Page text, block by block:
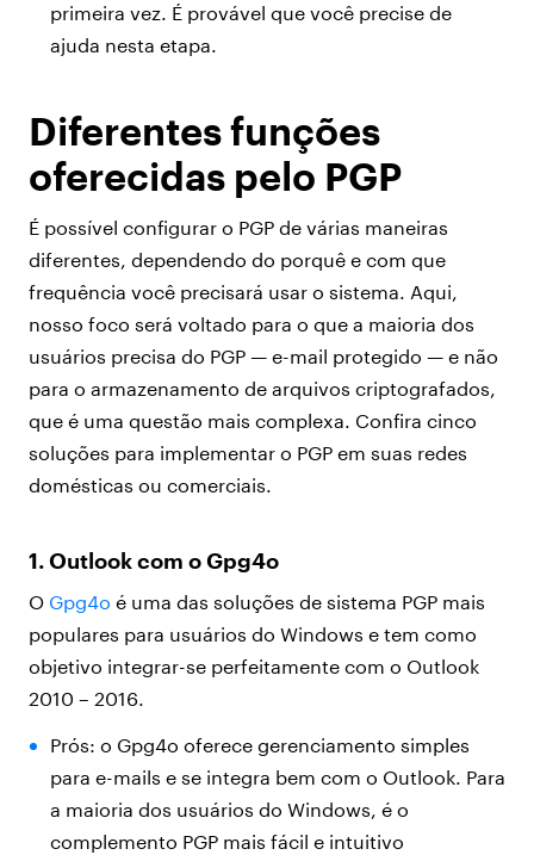
primeira vez. É provável que você precise de
ajuda nesta etapa.
Diferentes funções
oferecidas pelo PGP
É possível configurar o PGP de várias maneiras
diferentes, dependendo do porquê e com que
frequência você precisará usar o sistema. Aqui,
nosso foco será voltado para o que a maioria dos
usuários precisa do PGP — e-mail protegido — e não
para o armazenamento de arquivos criptografados,
que é uma questão mais complexa. Confira cinco
soluções para implementar o PGP em suas redes
domésticas ou comerciais.
1. Outlook com o Gpg4o
O Gpg4o é uma das soluções de sistema PGP mais
populares para usuários do Windows e tem como
objetivo integrar-se perfeitamente com o Outlook
2010 – 2016.
Prós: o Gpg4o oferece gerenciamento simples
para e-mails e se integra bem com o Outlook. Para
a maioria dos usuários do Windows, é o
complemento PGP mais fácil e intuitivo